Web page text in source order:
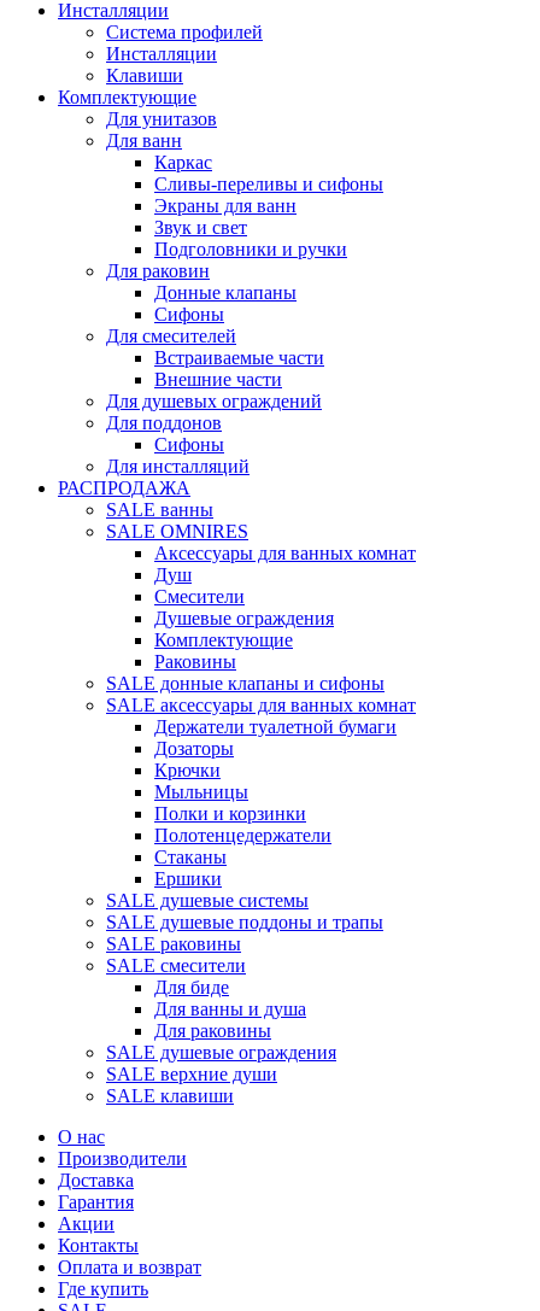
Инсталляции
Система профилей
Инсталляции
Клавиши
Комплектующие
Для унитазов
Для ванн
Каркас
Сливы-переливы и сифоны
Экраны для ванн
Звук и свет
Подголовники и ручки
Для раковин
Донные клапаны
Сифоны
Для смесителей
Встраиваемые части
Внешние части
Для душевых ограждений
Для поддонов
Сифоны
Для инсталляций
РАСПРОДАЖА
SALE ванны
SALE OMNIRES
Аксессуары для ванных комнат
Душ
Смесители
Душевые ограждения
Комплектующие
Раковины
SALE донные клапаны и сифоны
SALE аксессуары для ванных комнат
Держатели туалетной бумаги
Дозаторы
Крючки
Мыльницы
Полки и корзинки
Полотенцедержатели
Стаканы
Ершики
SALE душевые системы
SALE душевые поддоны и трапы
SALE раковины
SALE смесители
Для биде
Для ванны и душа
Для раковины
SALE душевые ограждения
SALE верхние души
SALE клавиши
О нас
Производители
Доставка
Гарантия
Акции
Контакты
Оплата и возврат
Где купить